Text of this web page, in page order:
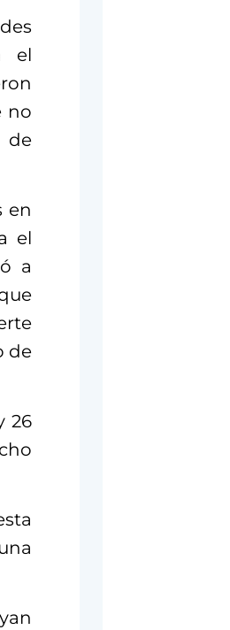
el
no
de
en
el
a
de
26